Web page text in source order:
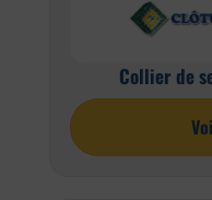
Collier de